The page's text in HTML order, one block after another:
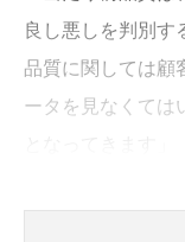
良し悪しを判別す
品質に関しては顧
ータを見なくては